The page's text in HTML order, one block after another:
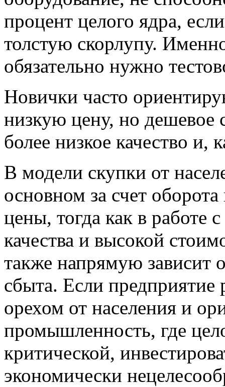
процент целого ядра,
толстую скорлупу.
обязательно нужно
Новички часто
низкую цену, но дешевое
более низкое качество
В модели скупки от
основном за счет
цены, тогда как в работе
качества и высокой
также напрямую зависит
сбыта. Если предприятие
орехом от населения и
промышленность, где
критической,
экономически